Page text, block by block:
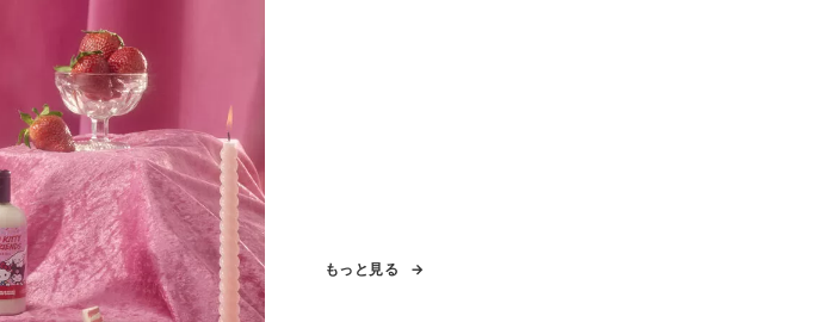
もっと見る